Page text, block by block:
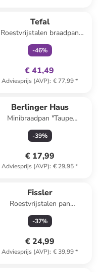
Tefal
Roestvrijstalen braadpan
"Cook smart" - Ø 28 cm
-46%
€ 41,49
Adviesprijs (AVP): € 77,99*
Berlinger Haus
Minibraadpan "Taupe
Collection" taupe - Ø 14 cm
-39%
€ 17,99
Adviesprijs (AVP): € 29,95*
Fissler
Roestvrijstalen pan
zilverkleurig "Profi
Collection®" - Ø 16 cm
-37%
€ 24,99
Adviesprijs (AVP): € 39,99*